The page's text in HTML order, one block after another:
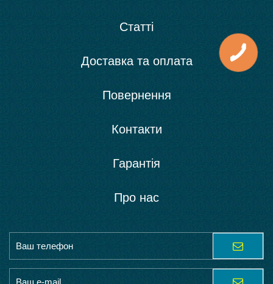
Статті
Доставка та оплата
Повернення
Контакти
Гарантія
Про нас